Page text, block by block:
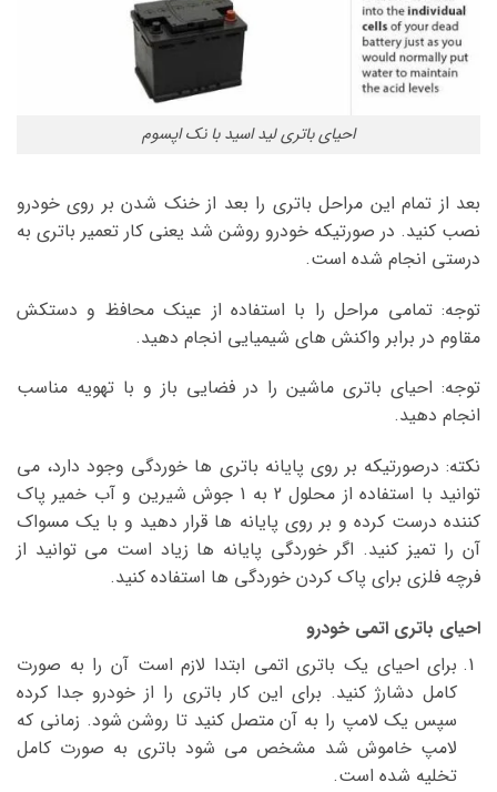
احیای باتری لید اسید با نک اپسوم
بعد از تمام این مراحل باتری را بعد از خنک شدن بر روی خودرو
نصب کنید. در صورتیکه خودرو روشن شد یعنی کار تعمیر باتری به
درستی انجام شده است.
توجه: تمامی مراحل را با استفاده از عینک محافظ و دستکش
مقاوم در برابر واکنش های شیمیایی انجام دهید.
توجه: احیای باتری ماشین را در فضایی باز و با تهویه مناسب
انجام دهید.
نکته: درصورتیکه بر روی پایانه باتری ها خوردگی وجود دارد، می
توانید با استفاده از محلول 2 به 1 جوش شیرین و آب خمیر پاک
کننده درست کرده و بر روی پایانه ها قرار دهید و با یک مسواک
آن را تمیز کنید. اگر خوردگی پایانه ها زیاد است می توانید از
فرچه فلزی برای پاک کردن خوردگی ها استفاده کنید.
احیای باتری اتمی خودرو
برای احیای یک باتری اتمی ابتدا لازم است آن را به صورت
کامل دشارژ کنید. برای این کار باتری را از خودرو جدا کرده
سپس یک لامپ را به آن متصل کنید تا روشن شود. زمانی که
لامپ خاموش شد مشخص می شود باتری به صورت کامل
تخلیه شده است.